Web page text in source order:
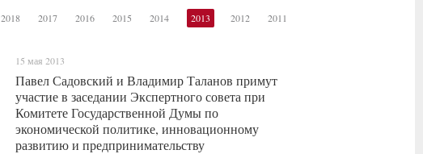
2018 2017 2016 2015 2014 2013 2012
2011
15 мая 2013
Павел Садовский и Владимир Таланов примут
участие в заседании Экспертного совета при
Комитете Государственной Думы по
экономической политике, инновационному
развитию и предпринимательству